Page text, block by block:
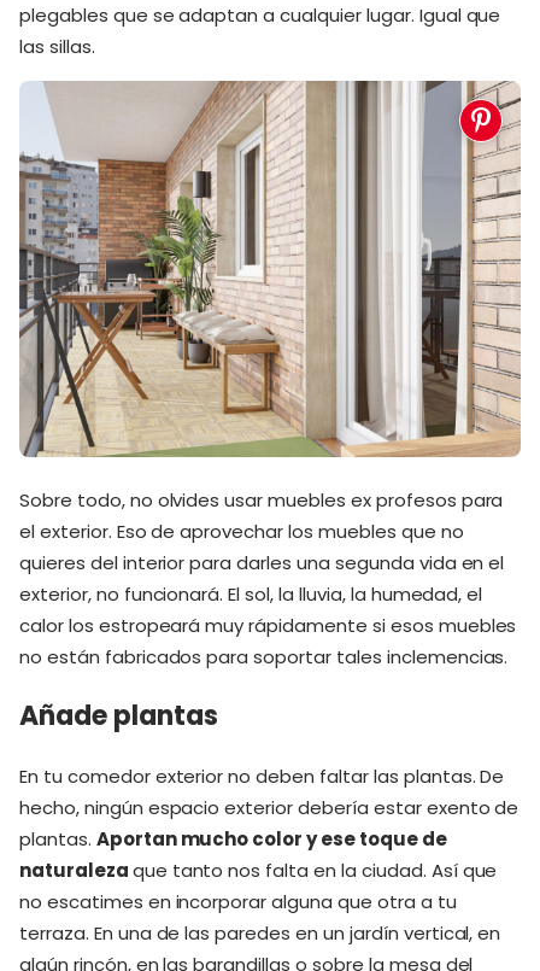
plegables que se adaptan a cualquier lugar. Igual que
las sillas.
Sobre todo, no olvides usar muebles ex profesos para
el exterior. Eso de aprovechar los muebles que no
quieres del interior para darles una segunda vida en el
exterior, no funcionará. El sol, la lluvia, la humedad, el
calor los estropeará muy rápidamente si esos muebles
no están fabricados para soportar tales inclemencias.
Añade plantas
En tu comedor exterior no deben faltar las plantas. De
hecho, ningún espacio exterior debería estar exento de
plantas. Aportan mucho color y ese toque de
naturalezaque tanto nos falta en la ciudad. Así que
no escatimes en incorporar alguna que otra a tu
terraza. En una de las paredes en un jardín vertical, en
algún rincón, en las barandillas o sobre la mesa del